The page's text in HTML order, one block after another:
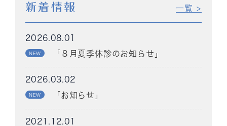
新着情報 一覧 >
2026.08.01
「８月夏季休診のお知らせ」
2026.03.02
「お知らせ」
2021.12.01